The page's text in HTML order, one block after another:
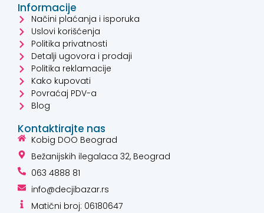
Informacije
Načini plaćanja i isporuka
Uslovi korišćenja
Politika privatnosti
Detalji ugovora i prodaji
Politika reklamacije
Kako kupovati
Povraćaj PDV-a
Blog
Kontaktirajte nas
Kobig DOO Beograd
Bežanijskih ilegalaca 32, Beograd
063 4888 81
info@decjibazar.rs
Matični broj: 06180647